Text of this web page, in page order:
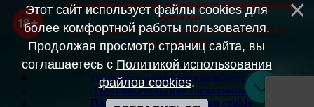
Сайт может содержать материалы порнографического
характера
а также сцены насилия. Просьба если вам нет 18 лет,
покинуть сайт.
Политика конфиденциальности
Пользовательское соглашение
Политика использования cookie
Этот сайт использует файлы cookies для
более комфортной работы пользователя.
Продолжая просмотр страниц сайта, вы
соглашаетесь с Политикой использования
файлов cookies.